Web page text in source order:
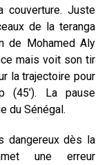
couverture. Juste
de la teranga
de Mohamed Aly
mais voit son tir
la trajectoire pour
(45’). La pause
du Sénégal.
dangereux dès la
une erreur